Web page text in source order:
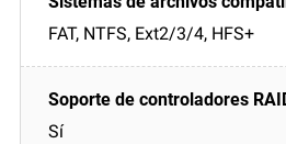
FAT, NTFS, Ext2/3/4, HFS+
Sí